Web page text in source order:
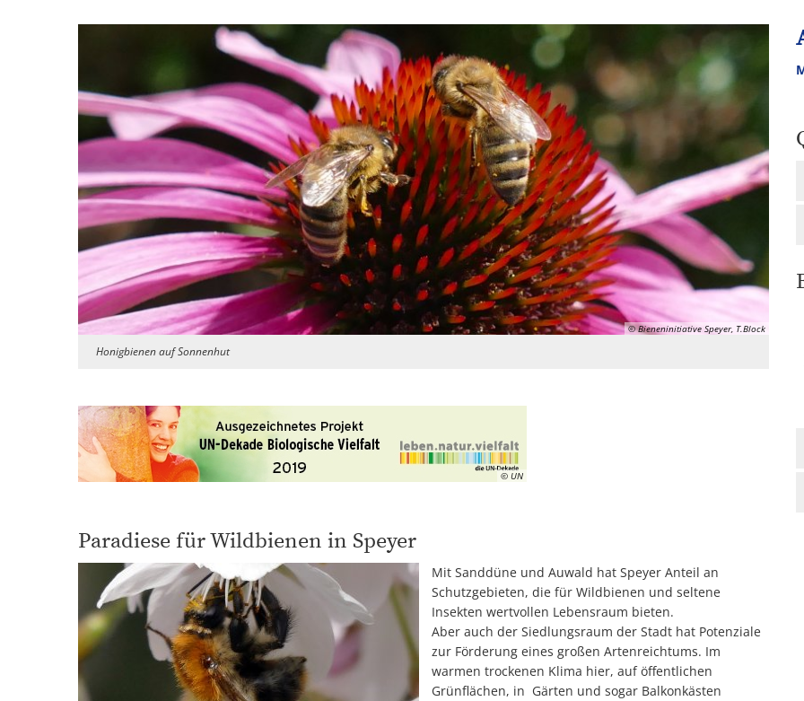
© Bieneninitiative Speyer, T.Block
Honigbienen auf Sonnenhut
© UN
Paradiese für Wildbienen in Speyer
Mit Sanddüne und Auwald hat Speyer Anteil an
Schutzgebieten, die für Wildbienen und seltene
Insekten wertvollen Lebensraum bieten.
Aber auch der Siedlungsraum der Stadt hat Potenziale
zur Förderung eines großen Artenreichtums. Im
warmen trockenen Klima hier, auf öffentlichen
Grünflächen, in Gärten und sogar Balkonkästen